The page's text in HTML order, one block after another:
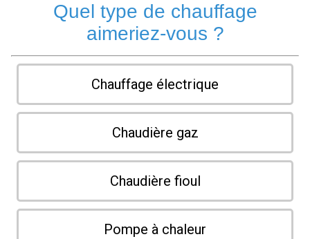
Quel type de chauffage
aimeriez-vous ?
Chauffage électrique
Chaudière gaz
Chaudière fioul
Pompe à chaleur